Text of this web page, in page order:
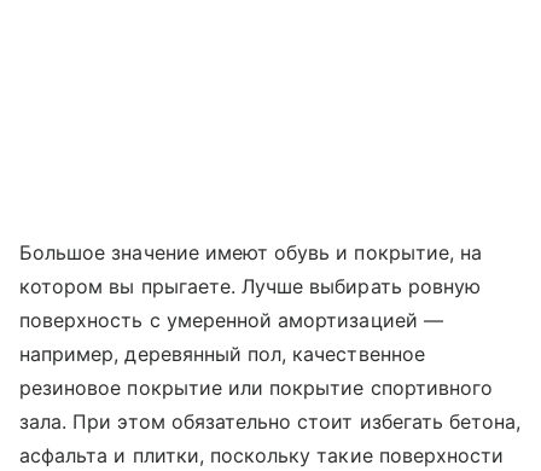
Большое значение имеют обувь и покрытие, на
котором вы прыгаете. Лучше выбирать ровную
поверхность с умеренной амортизацией —
например, деревянный пол, качественное
резиновое покрытие или покрытие спортивного
зала. При этом обязательно стоит избегать бетона,
асфальта и плитки, поскольку такие поверхности